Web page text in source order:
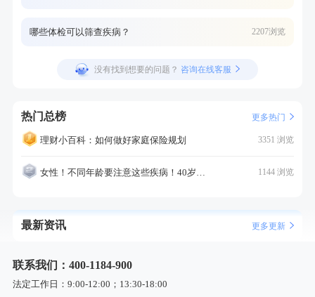
哪些体检可以筛查疾病？ 2207浏览
没有找到想要的问题？ 咨询在线客服
热门总榜 更多热门
理财小百科：如何做好家庭保险规划 3351 浏览
女性！不同年龄要注意这些疾病！40岁的这个疾病最需要注意！ 1144 浏览
最新资讯 更多更新
联系我们：400-1184-900
法定工作日：9:00-12:00；13:30-18:00